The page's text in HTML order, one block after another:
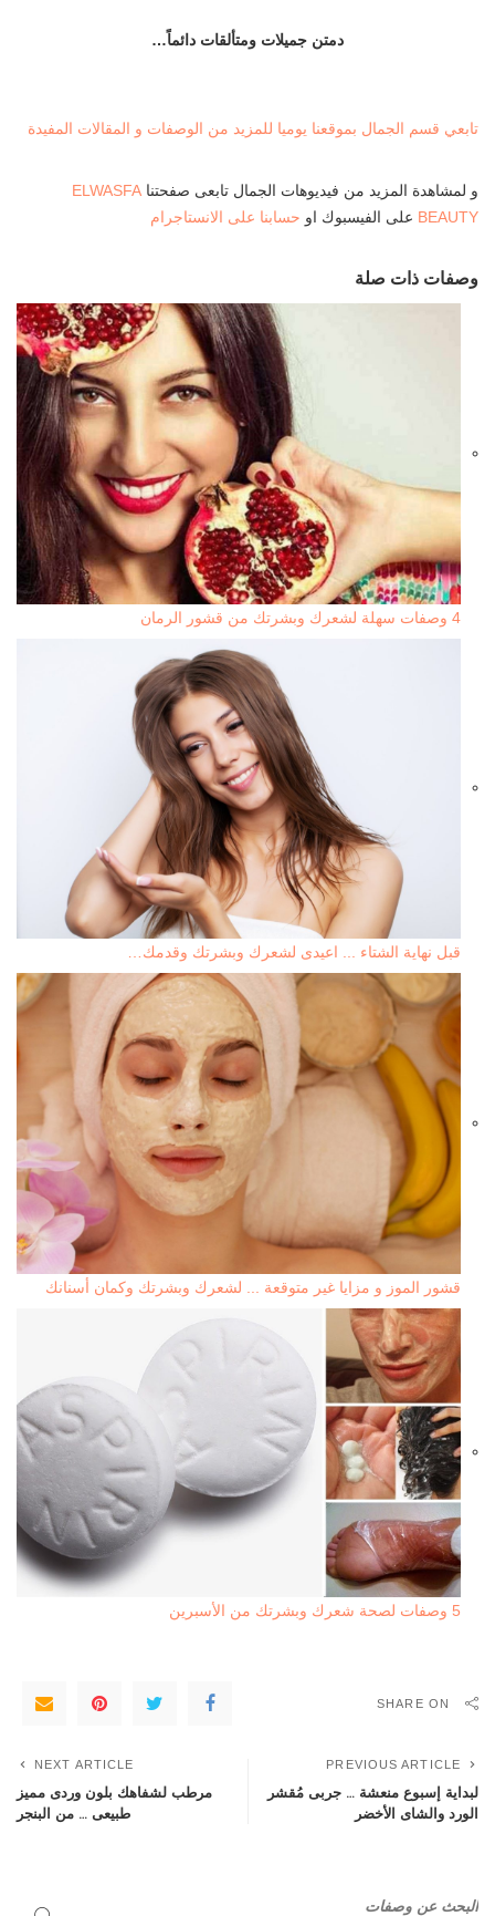
دمتن جميلات ومتألقات دائماً…
تابعي قسم الجمال بموقعنا يوميا للمزيد من الوصفات و المقالات المفيدة
و لمشاهدة المزيد من فيديوهات الجمال تابعى صفحتنا ELWASFA
BEAUTY على الفيسبوك او حسابنا على الانستاجرام
وصفات ذات صلة
4 وصفات سهلة لشعرك وبشرتك من قشور الرمان
قبل نهاية الشتاء ... اعيدى لشعرك وبشرتك وقدمك…
قشور الموز و مزايا غير متوقعة ... لشعرك وبشرتك وكمان أسنانك
5 وصفات لصحة شعرك وبشرتك من الأسبرين
SHARE ON
PREVIOUS ARTICLE
لبداية إسبوع منعشة … جربى مُقشر
الورد والشاى الأخضر
NEXT ARTICLE
مرطب لشفاهك بلون وردى مميز
طبيعى … من البنجر
البحث عن وصفات